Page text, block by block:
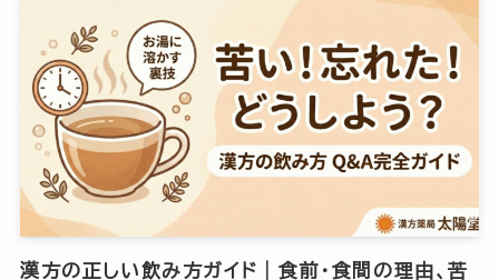
漢方の正しい飲み方ガイド｜食前・食間の理由、苦